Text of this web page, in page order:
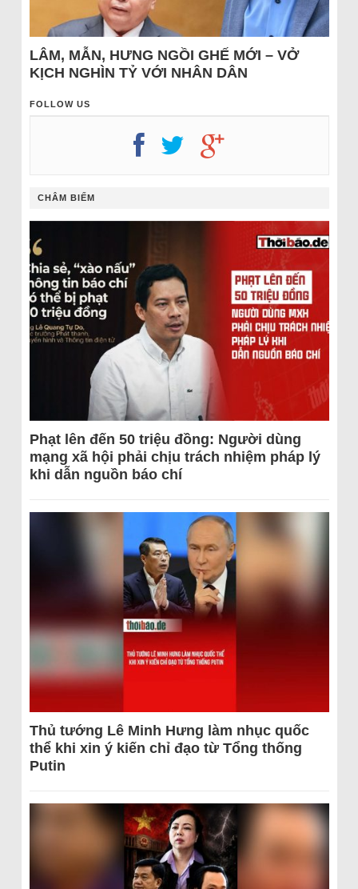
LÂM, MẪN, HƯNG NGỒI GHẾ MỚI – VỞ
KỊCH NGHÌN TỶ VỚI NHÂN DÂN
FOLLOW US
CHÂM BIẾM
Phạt lên đến 50 triệu đồng: Người dùng
mạng xã hội phải chịu trách nhiệm pháp lý
khi dẫn nguồn báo chí
Thủ tướng Lê Minh Hưng làm nhục quốc
thể khi xin ý kiến chỉ đạo từ Tổng thống
Putin